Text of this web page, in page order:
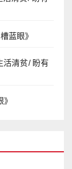
蓝眼》
活清贫/ 盼有
》